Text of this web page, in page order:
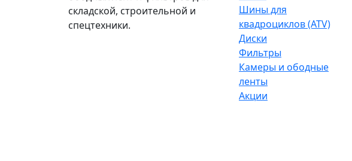
складской, строительной и
спецтехники.
Шины для
квадроциклов (ATV)
Диски
Фильтры
Камеры и ободные
ленты
Акции